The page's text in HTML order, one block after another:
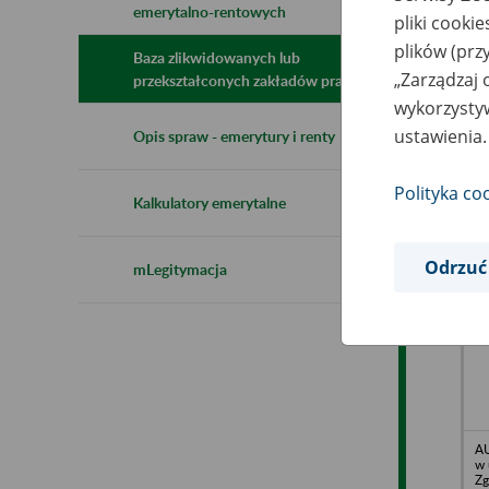
emerytalno-rentowych
Baza zlikwidowanych lub
przekształconych zakładów pracy
Opis spraw - emerytury i renty
Kalkulatory emerytalne
mLegitymacja
-
w
pliki
plików
„Zarządzaj
Polityka